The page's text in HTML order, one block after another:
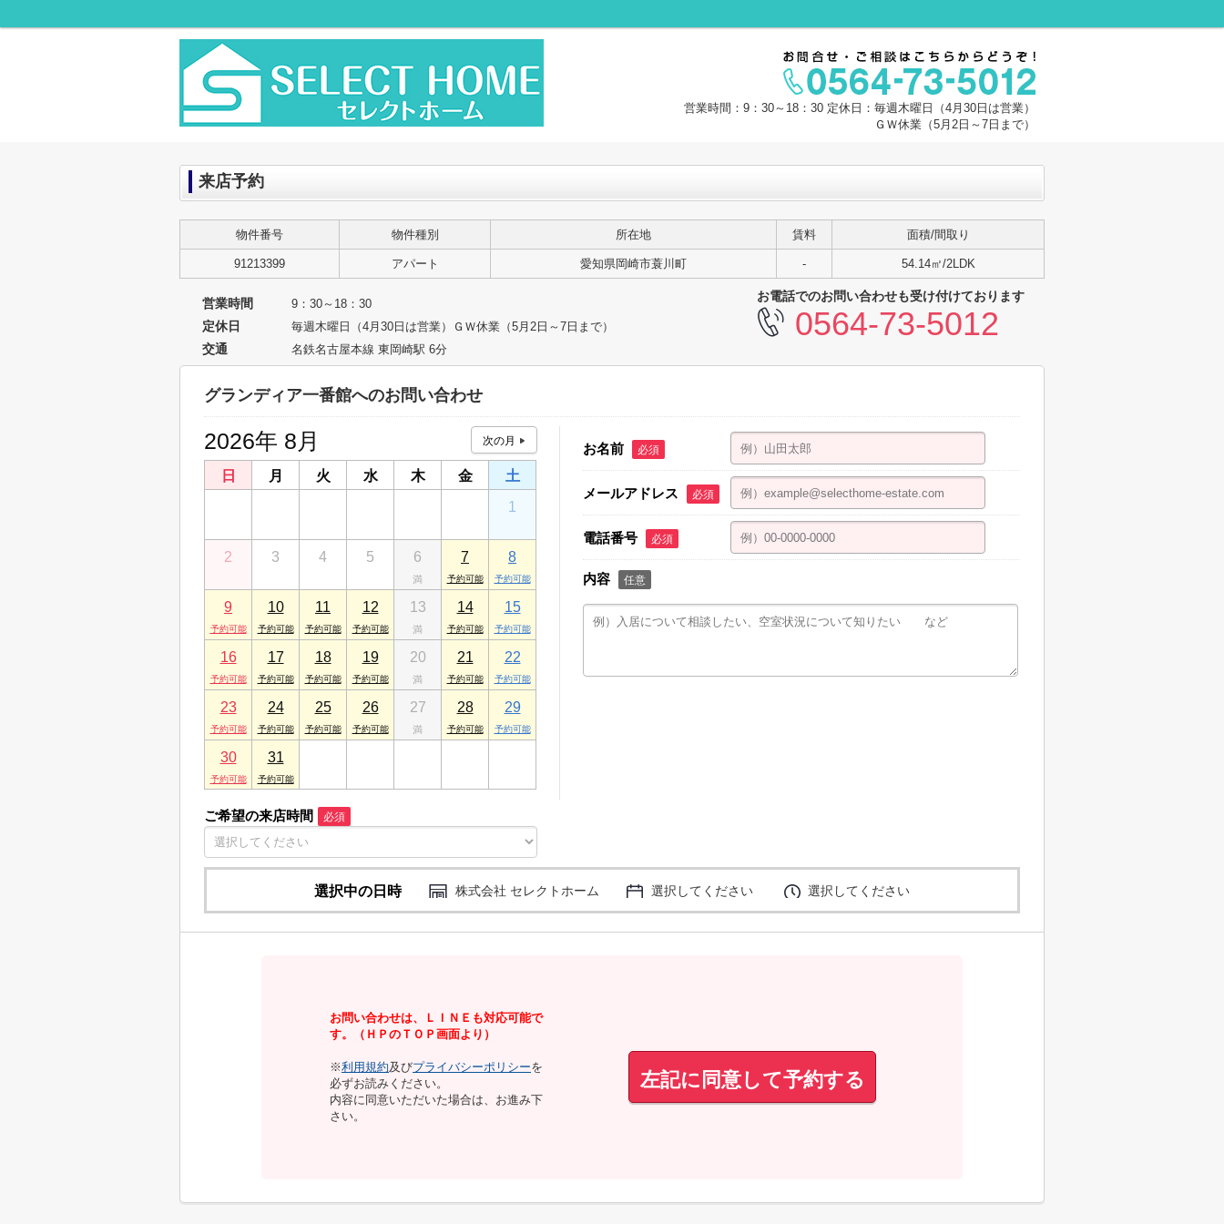
営業時間：9：30～18：30 定休日：毎週木曜日（4月30日は営業）
ＧＷ休業（5月2日～7日まで）
来店予約
物件番号 物件種別 所在地 賃料 面積/間取り
91213399 アパート 愛知県岡崎市蓑川町 - 54.14㎡/2LDK
営業時間 9：30～18：30
定休日 毎週木曜日（4月30日は営業）ＧＷ休業（5月2日～7日まで）
交通 名鉄名古屋本線 東岡崎駅 6分
お電話でのお問い合わせも受け付けております
0564-73-5012
グランディア一番館へのお問い合わせ
2026年 8月
日 月 火 水 木 金
土
1
2 3 4 5 6 7 8
9 10 11 12 13 14 15
16 17 18 19 20 21 22
23 24 25 26 27 28 29
30 31
ご希望の来店時間 必須
お名前 必須
メールアドレス 必須
電話番号 必須
内容 任意
選択中の日時 株式会社 セレクトホーム 選択してください 選択してください
お問い合わせは、ＬＩＮＥも対応可能で
す。（ＨＰのＴＯＰ画面より）
※利用規約及びプライバシーポリシーを
必ずお読みください。
内容に同意いただいた場合は、お進み下
さい。
左記に同意して予約する